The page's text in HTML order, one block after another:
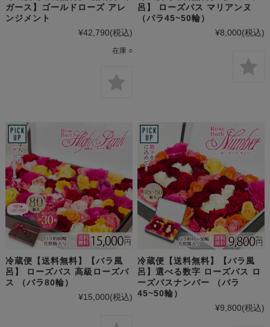
ガース】ゴールドローズ アレ
ンジメント
¥42,790(税込)
在庫 ○
呂】 ローズバス マリアンヌ
（バラ45~50輪）
¥8,000(税込)
冷蔵便【送料無料】【バラ風
呂】 ローズバス 高級ローズバ
ス （バラ80輪）
¥15,000(税込)
冷蔵便【送料無料】【バラ風
呂】選べる数字 ローズバス ロ
ーズバスナンバー （バラ
45~50輪）
¥9,800(税込)